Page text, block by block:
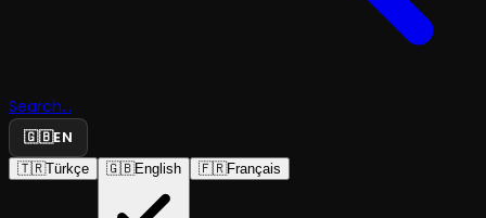
Search...
🇬🇧EN
🇹🇷Türkçe 🇬🇧English 🇫🇷Français